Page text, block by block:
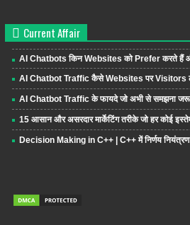
Current Affair
AI Chatbots किन Websites को Prefer करते हैं
AI Chatbot Traffic कैसे Websites पर Visitors
AI Chatbot Traffic के फायदे जो अभी से समझना
15 आसान और असरदार मार्केटिंग तरीके जो हर कोई
Decision Making in C++ | C++ में निर्णय नियंत्रण